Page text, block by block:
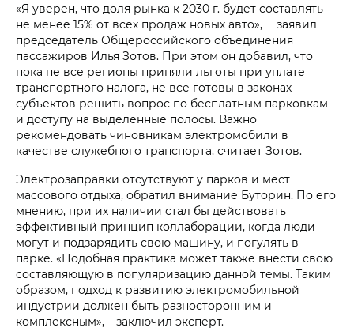
«Я уверен, что доля рынка к 2030 г. будет составлять
не менее 15% от всех продаж новых авто», ‒ заявил
председатель Общероссийского объединения
пассажиров Илья Зотов. При этом он добавил, что
пока не все регионы приняли льготы при уплате
транспортного налога, не все готовы в законах
субъектов решить вопрос по бесплатным парковкам
и доступу на выделенные полосы. Важно
рекомендовать чиновникам электромобили в
качестве служебного транспорта, считает Зотов.
Электрозаправки отсутствуют у парков и мест
массового отдыха, обратил внимание Буторин. По его
мнению, при их наличии стал бы действовать
эффективный принцип коллаборации, когда люди
могут и подзарядить свою машину, и погулять в
парке. «Подобная практика может также внести свою
составляющую в популяризацию данной темы. Таким
образом, подход к развитию электромобильной
индустрии должен быть разносторонним и
комплексным», – заключил эксперт.